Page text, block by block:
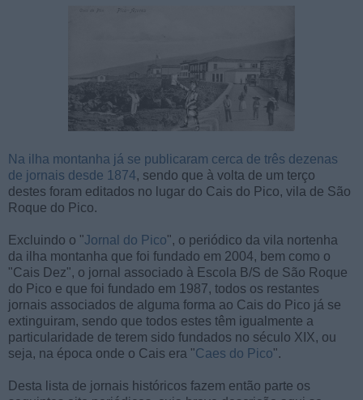
Na ilha montanha já se publicaram cerca de três dezenas
de jornais desde 1874, sendo que à volta de um terço
destes foram editados no lugar do Cais do Pico, vila de São
Roque do Pico.
Excluindo o "Jornal do Pico", o periódico da vila nortenha
da ilha montanha que foi fundado em 2004, bem como o
"Cais Dez", o jornal associado à Escola B/S de São Roque
do Pico e que foi fundado em 1987, todos os restantes
jornais associados de alguma forma ao Cais do Pico já se
extinguiram, sendo que todos estes têm igualmente a
particularidade de terem sido fundados no século XIX, ou
seja, na época onde o Cais era "Caes do Pico".
Desta lista de jornais históricos fazem então parte os